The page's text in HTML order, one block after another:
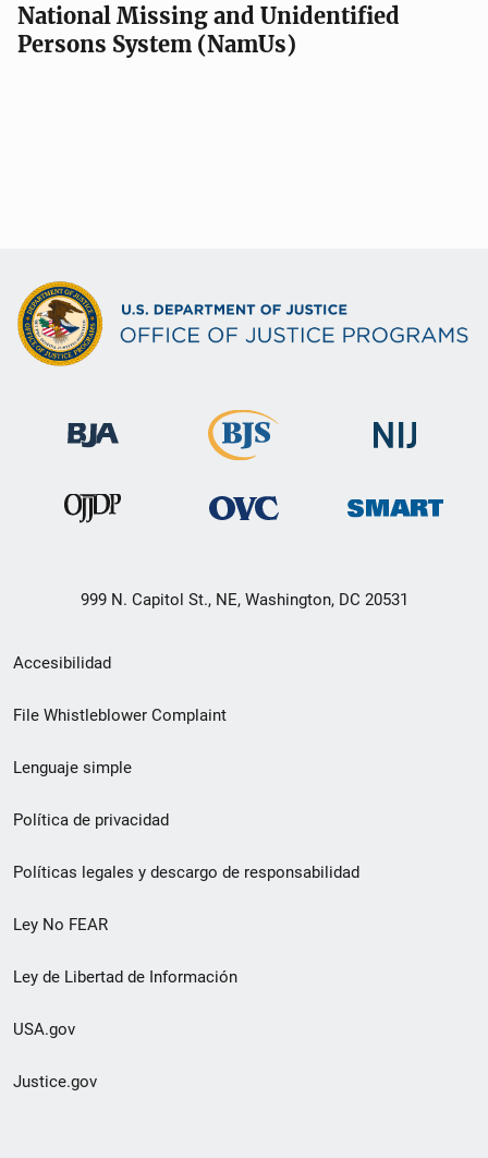
National Missing and Unidentified
Persons System (NamUs)
999 N. Capitol St., NE, Washington, DC 20531
Menú
de
de
pie
de
página
Accesibilidad
File Whistleblower Complaint
Lenguaje simple
Política de privacidad
Políticas legales y descargo de responsabilidad
Ley No FEAR
Ley de Libertad de Información
USA.gov
Justice.gov